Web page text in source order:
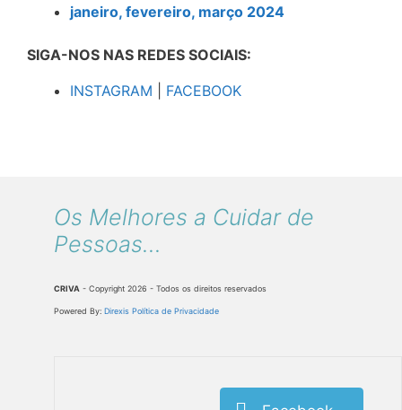
janeiro, fevereiro, março 2024
SIGA-NOS NAS REDES SOCIAIS:
INSTAGRAM
FACEBOOK
Os Melhores a Cuidar de
Pessoas...
CRIVA - Copyright 2026 - Todos os direitos reservados
Powered By: Direxis Política de Privacidade